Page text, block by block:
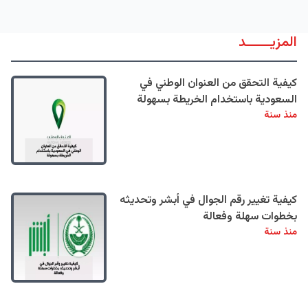
المزيــــــد
كيفية التحقق من العنوان الوطني في
السعودية باستخدام الخريطة بسهولة
منذ سنة
كيفية تغيير رقم الجوال في أبشر وتحديثه
بخطوات سهلة وفعالة
منذ سنة